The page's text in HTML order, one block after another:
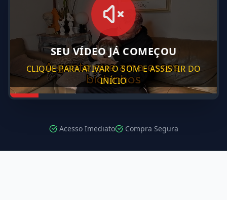
SEU VÍDEO JÁ COMEÇOU
CLIQUE PARA ATIVAR O SOM E ASSISTIR DO
INÍCIO
Acesso Imediato Compra Segura